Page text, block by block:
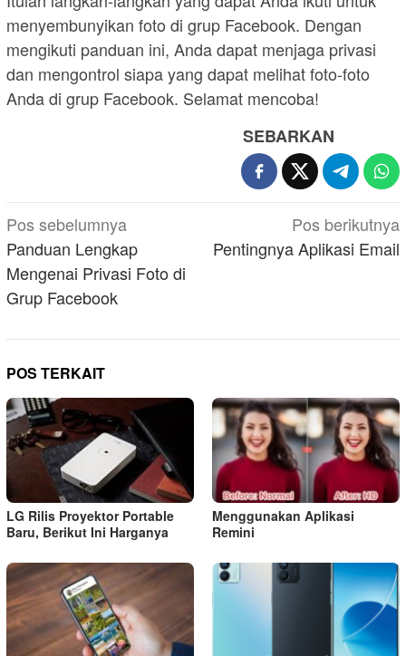
menyembunyikan foto di grup Facebook. Dengan
mengikuti panduan ini, Anda dapat menjaga privasi
dan mengontrol siapa yang dapat melihat foto-foto
Anda di grup Facebook. Selamat mencoba!
SEBARKAN
Navigasi
pos
Pos sebelumnya
Panduan Lengkap
Mengenai Privasi Foto di
Grup Facebook
Pos berikutnya
Pentingnya Aplikasi Email
POS TERKAIT
LG Rilis Proyektor Portable
Baru, Berikut Ini Harganya
Menggunakan Aplikasi
Remini